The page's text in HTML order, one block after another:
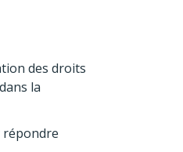
des droits
la
répondre